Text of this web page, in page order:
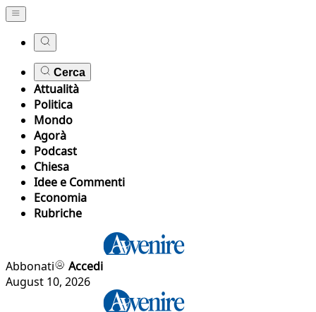
Cerca
Attualità
Politica
Mondo
Agorà
Podcast
Chiesa
Idee e Commenti
Economia
Rubriche
Abbonati
Accedi
August 10, 2026